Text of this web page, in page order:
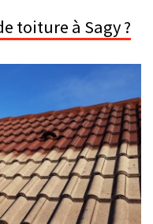
toiture à Sagy ?